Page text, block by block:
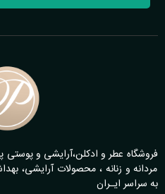
فروشگاه عطر و ادکلن،آرایشی و پوستی
مردانه و زنانه ، محصولات آرایشی،
به سراسر ایـران